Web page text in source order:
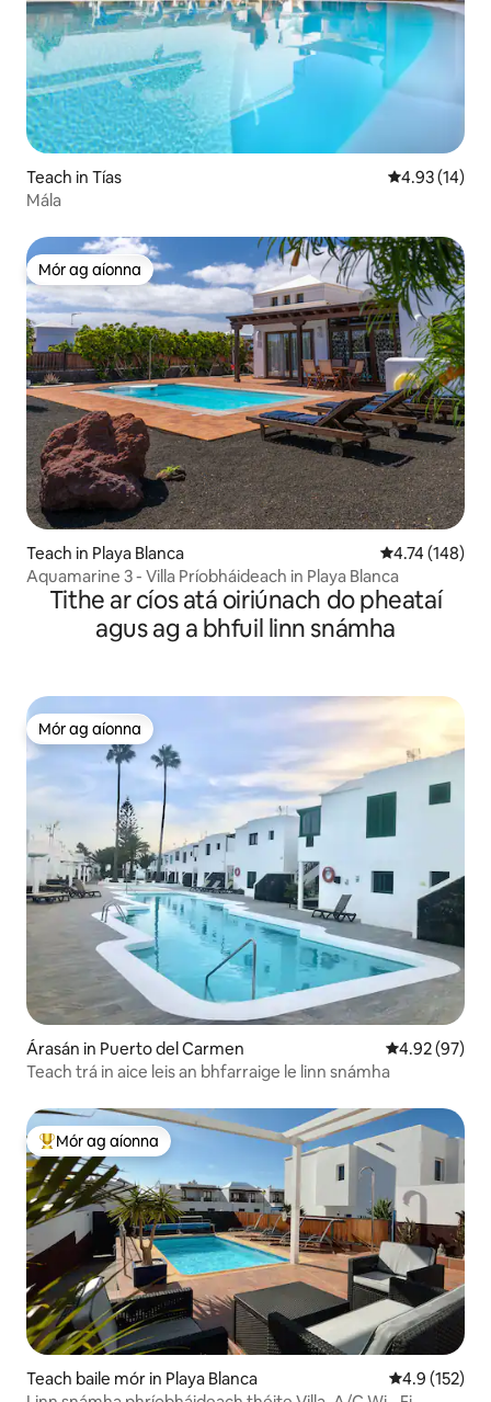
Teach in Tías Meánrátáil
4.93 (14)
Mála
Mór ag aíonna
Mór ag aíonna
Teach in Playa Blanca Meánrátáil
4.74 (148)
Aquamarine 3 - Villa Príobháideach in Playa Blanca
Tithe ar cíos atá oiriúnach do pheataí
agus ag a bhfuil linn snámha
Mór ag aíonna
Mór ag aíonna
Árasán in Puerto del Carmen Meánrátáil
4.92 (97)
Teach trá in aice leis an bhfarraige le linn snámha
An-mhór ag aíonna
Mór ag aíonna
Teach baile mór in Playa Blanca Meánrátáil
4.9 (152)